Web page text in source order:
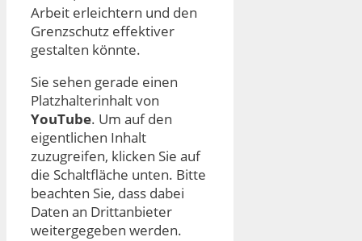
Arbeit erleichtern und den
Grenzschutz effektiver
gestalten könnte.
Sie sehen gerade einen
Platzhalterinhalt von
YouTube. Um auf den
eigentlichen Inhalt
zuzugreifen, klicken Sie auf
die Schaltfläche unten. Bitte
beachten Sie, dass dabei
Daten an Drittanbieter
weitergegeben werden.